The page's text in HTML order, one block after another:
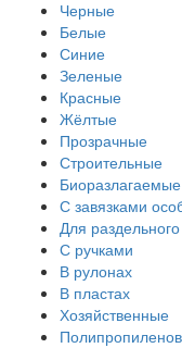
Черные
Белые
Синие
Зеленые
Красные
Жёлтые
Прозрачные
Строительные
Биоразлагаемые
С завязками
Для
С ручками
В рулонах
В пластах
Хозяйственные